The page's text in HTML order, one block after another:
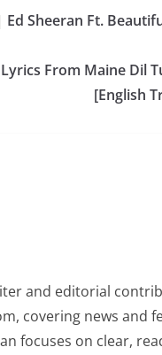
Ed Sheeran Ft.
From Maine Dil
[English
and editorial
covering news and
focuses on clear,